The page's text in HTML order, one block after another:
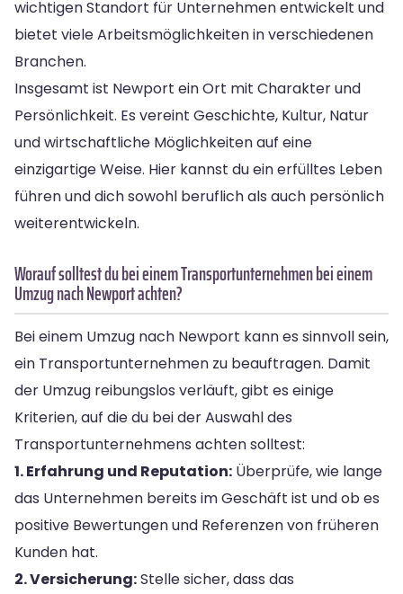
wichtigen Standort für Unternehmen entwickelt und
bietet viele Arbeitsmöglichkeiten in verschiedenen
Branchen.
Insgesamt ist Newport ein Ort mit Charakter und
Persönlichkeit. Es vereint Geschichte, Kultur, Natur
und wirtschaftliche Möglichkeiten auf eine
einzigartige Weise. Hier kannst du ein erfülltes Leben
führen und dich sowohl beruflich als auch persönlich
weiterentwickeln.
Worauf solltest du bei einem Transportunternehmen bei einem
Umzug nach Newport achten?
Bei einem Umzug nach Newport kann es sinnvoll sein,
ein Transportunternehmen zu beauftragen. Damit
der Umzug reibungslos verläuft, gibt es einige
Kriterien, auf die du bei der Auswahl des
Transportunternehmens achten solltest:
1. Erfahrung und Reputation: Überprüfe, wie lange
das Unternehmen bereits im Geschäft ist und ob es
positive Bewertungen und Referenzen von früheren
Kunden hat.
2. Versicherung:Stelle sicher, dass das